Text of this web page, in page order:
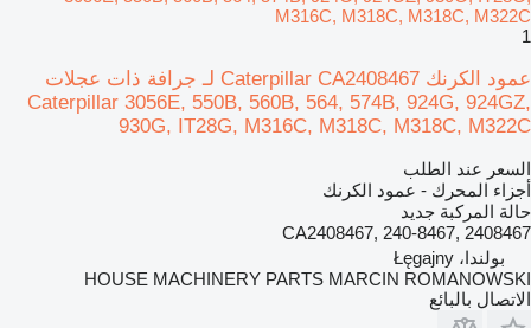
1
عمود الكرنك Caterpillar CA2408467 لـ جرافة ذات عجلات
Caterpillar 3056E, 550B, 560B, 564, 574B, 924G, 924GZ,
930G, IT28G, M316C, M318C, M318C, M322C
السعر عند الطلب
أجزاء المحرك - عمود الكرنك
حالة المركبة جديد
CA2408467, 240-8467, 2408467
بولندا، Łęgajny
HOUSE MACHINERY PARTS MARCIN ROMANOWSKI
الاتصال بالبائع